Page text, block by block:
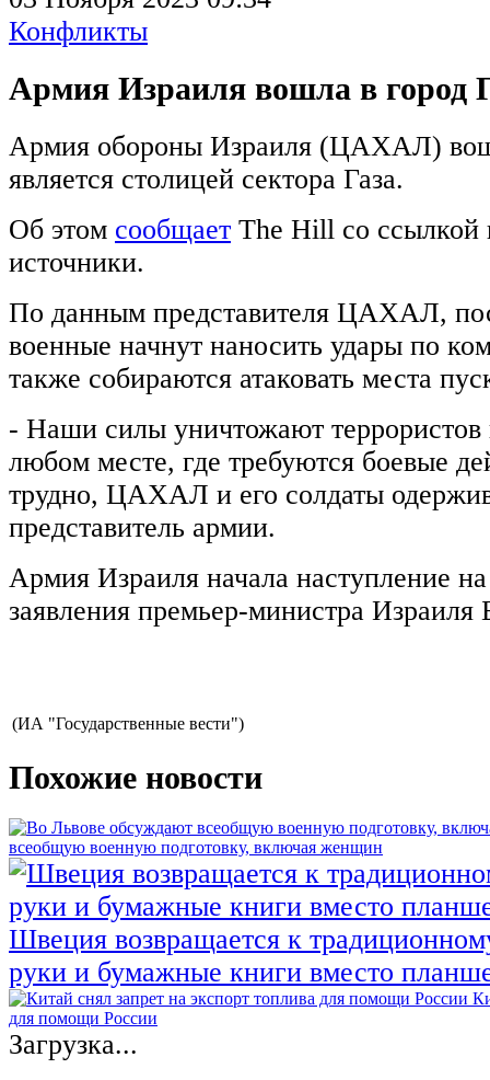
Конфликты
Армия Израиля вошла в город
Армия обороны Израиля (ЦАХАЛ)
является столицей сектора Газа.
Об этом сообщает The Hill со ссылкой
источники.
По данным представителя ЦАХАЛ,
военные начнут наносить удары по
также собираются атаковать места
- Наши силы уничтожают
любом месте, где требуются боевые
трудно, ЦАХАЛ и его солдаты
представитель армии.
Армия Израиля начала наступление
заявления премьер-министра Израиля
(ИА "Государственные вести")
Похожие новости
всеобщую военную подготовку, включая женщин
Швеция возвращается к
руки и бумажные книги вместо
для помощи России
Загрузка...